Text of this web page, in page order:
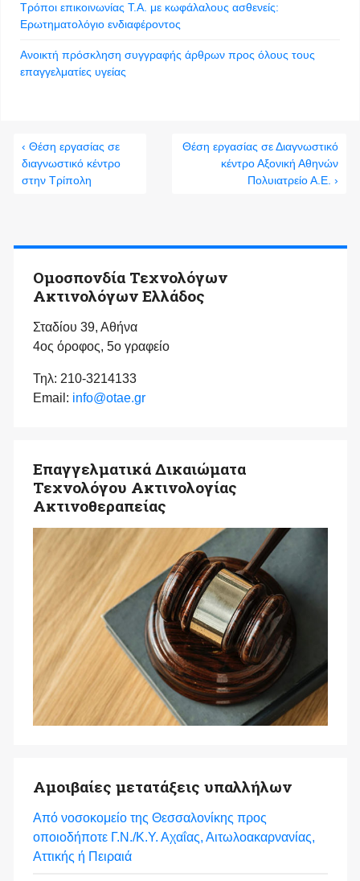
Τρόποι επικοινωνίας Τ.Α. με κωφάλαλους ασθενείς:
Ερωτηματολόγιο ενδιαφέροντος
Ανοικτή πρόσκληση συγγραφής άρθρων προς όλους τους
επαγγελματίες υγείας
‹ Θέση εργασίας σε
διαγνωστικό κέντρο
στην Τρίπολη
Θέση εργασίας σε Διαγνωστικό
κέντρο Αξονική Αθηνών
Πολυιατρείο Α.Ε. ›
Ομοσπονδία Τεχνολόγων
Ακτινολόγων Ελλάδος
Σταδίου 39, Αθήνα
4ος όροφος, 5ο γραφείο
Τηλ: 210-3214133
Email: info@otae.gr
Επαγγελματικά Δικαιώματα
Τεχνολόγου Ακτινολογίας
Ακτινοθεραπείας
Αμοιβαίες μετατάξεις υπαλλήλων
Από νοσοκομείο της Θεσσαλονίκης προς
οποιοδήποτε Γ.Ν./Κ.Υ. Αχαΐας, Αιτωλοακαρνανίας,
Αττικής ή Πειραιά